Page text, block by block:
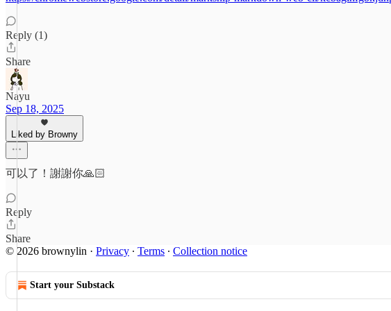
Reply (1)
Share
Nayu
Sep 18, 2025
Liked by Browny
可以了！謝謝你🙏🏻
Reply
Share
© 2026 brownylin · Privacy ∙ Terms ∙ Collection notice
Start your Substack